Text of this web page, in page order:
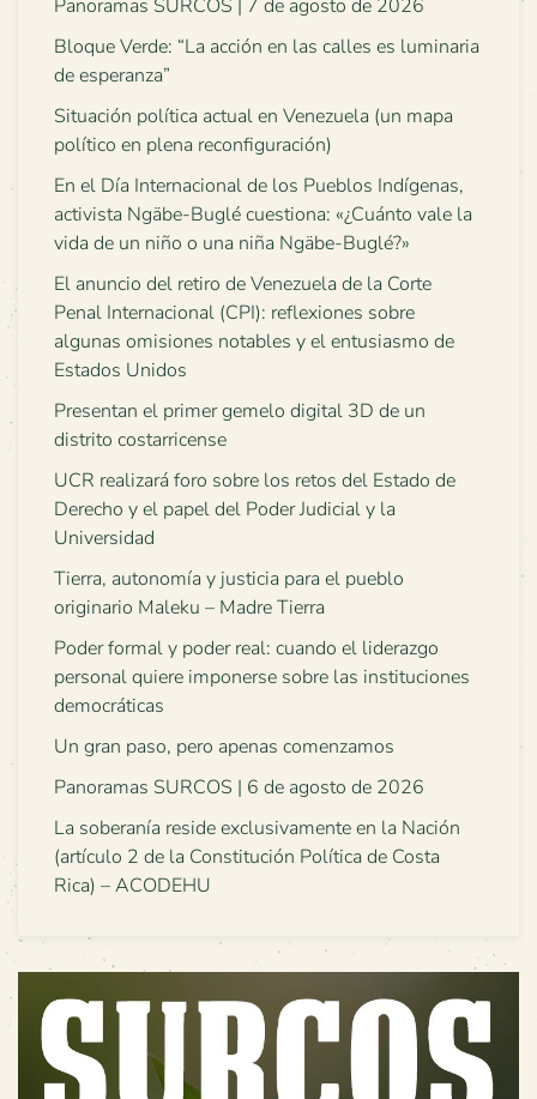
Panoramas SURCOS | 7 de agosto de 2026
Bloque Verde: “La acción en las calles es luminaria
de esperanza”
Situación política actual en Venezuela (un mapa
político en plena reconfiguración)
En el Día Internacional de los Pueblos Indígenas,
activista Ngäbe-Buglé cuestiona: «¿Cuánto vale la
vida de un niño o una niña Ngäbe-Buglé?»
El anuncio del retiro de Venezuela de la Corte
Penal Internacional (CPI): reflexiones sobre
algunas omisiones notables y el entusiasmo de
Estados Unidos
Presentan el primer gemelo digital 3D de un
distrito costarricense
UCR realizará foro sobre los retos del Estado de
Derecho y el papel del Poder Judicial y la
Universidad
Tierra, autonomía y justicia para el pueblo
originario Maleku – Madre Tierra
Poder formal y poder real: cuando el liderazgo
personal quiere imponerse sobre las instituciones
democráticas
Un gran paso, pero apenas comenzamos
Panoramas SURCOS | 6 de agosto de 2026
La soberanía reside exclusivamente en la Nación
(artículo 2 de la Constitución Política de Costa
Rica) – ACODEHU